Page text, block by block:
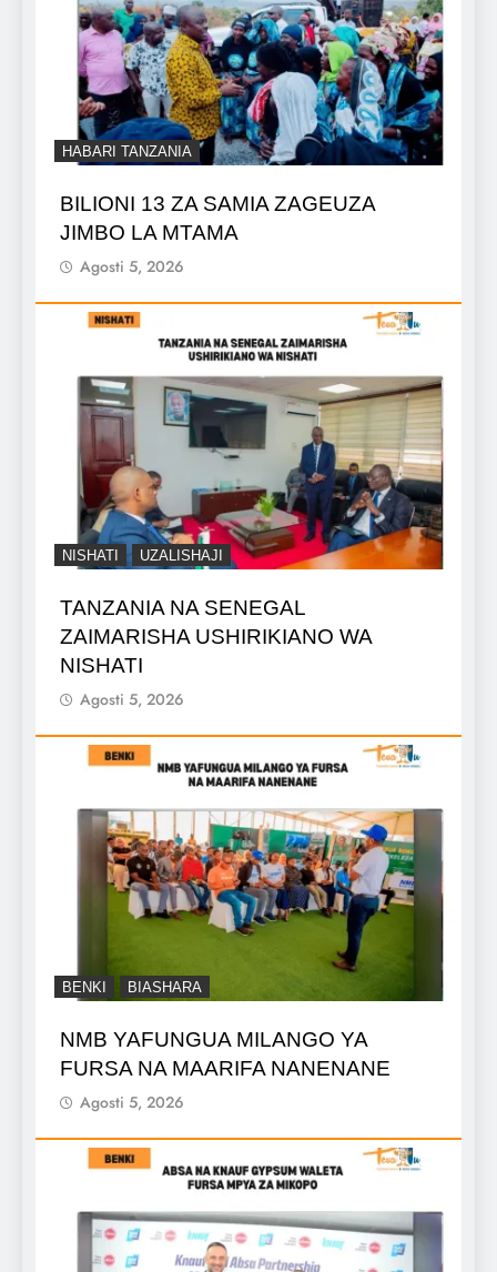
HABARI TANZANIA
BILIONI 13 ZA SAMIA ZAGEUZA
JIMBO LA MTAMA
Agosti 5, 2026
NISHATI UZALISHAJI
TANZANIA NA SENEGAL
ZAIMARISHA USHIRIKIANO WA
NISHATI
Agosti 5, 2026
BENKI BIASHARA
NMB YAFUNGUA MILANGO YA
FURSA NA MAARIFA NANENANE
Agosti 5, 2026